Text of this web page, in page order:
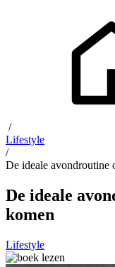
/
Lifestyle
/
De ideale avondroutine
De ideale
komen
Lifestyle